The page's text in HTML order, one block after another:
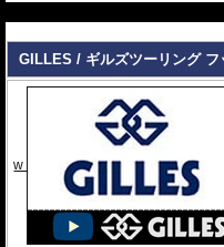
GILLES / ギルズツーリング
w